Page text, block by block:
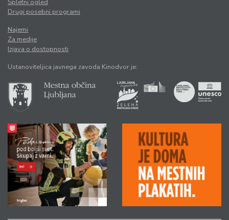
Spletni ogled
Drugi posebni programi
Najemi
Za medije
Izjava o dostopnosti
Ustanoviteljica javnega zavoda Kinodvor je: